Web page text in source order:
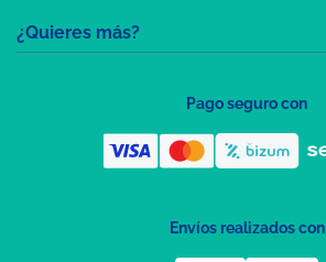
¿Quieres más?
Pago seguro con
Envíos realizados con